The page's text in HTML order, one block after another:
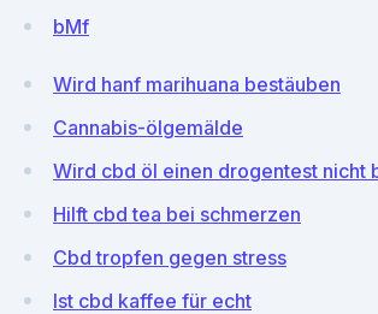
bMf
Wird hanf marihuana bestäuben
Cannabis-ölgemälde
Wird cbd öl einen drogentest nicht
Hilft cbd tea bei schmerzen
Cbd tropfen gegen stress
Ist cbd kaffee für echt